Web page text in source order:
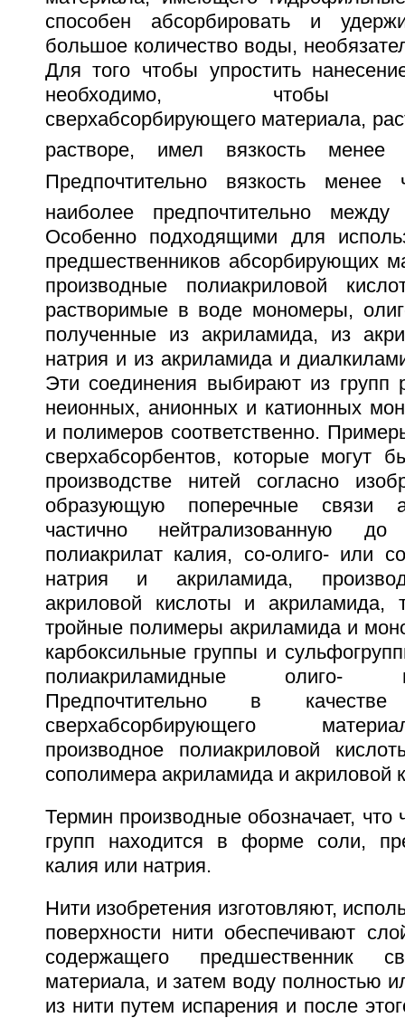
способен абсорбировать и
большое количество воды,
Для того чтобы упростить
необходимо, чтобы
сверхабсорбирующего материала,
растворе, имел вязкость
Предпочтительно вязкость
наиболее предпочтительно
Особенно подходящими для
предшественников абсорбирующих
производные полиакриловой
растворимые в воде мономеры,
полученные из акриламида, из
натрия и из акриламида и
Эти соединения выбирают из групп
неионных, анионных и катионных
и полимеров соответственно.
сверхабсорбентов, которые могут
производстве нитей согласно
образующую поперечные связи
частично нейтрализованную
полиакрилат калия, со-олиго- или
натрия и акриламида,
акриловой кислоты и акриламида,
тройные полимеры акриламида и
карбоксильные группы и
полиакриламидные
Предпочтительно в качестве
сверхабсорбирующего
производное полиакриловой
сополимера акриламида и акриловой
Термин производные обозначает, что
групп находится в форме соли,
калия или натрия.
Нити изобретения изготовляют,
поверхности нити обеспечивают
содержащего предшественник
материала, и затем воду полностью
из нити путем испарения и после